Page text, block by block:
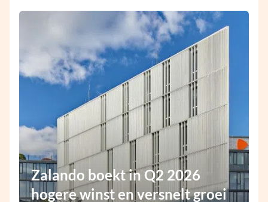
Zalando boekt in Q2 2026
hogere winst en versnelt groei